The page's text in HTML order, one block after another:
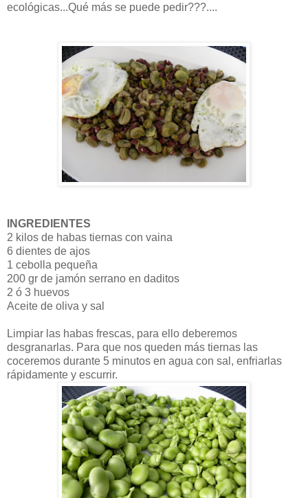
ecológicas...Qué más se puede pedir???....
INGREDIENTES
2 kilos de habas tiernas con vaina
6 dientes de ajos
1 cebolla pequeña
200 gr de jamón serrano en daditos
2 ó 3 huevos
Aceite de oliva y sal
Limpiar las habas frescas, para ello deberemos
desgranarlas. Para que nos queden más tiernas las
coceremos durante 5 minutos en agua con sal, enfriarlas
rápidamente y escurrir.